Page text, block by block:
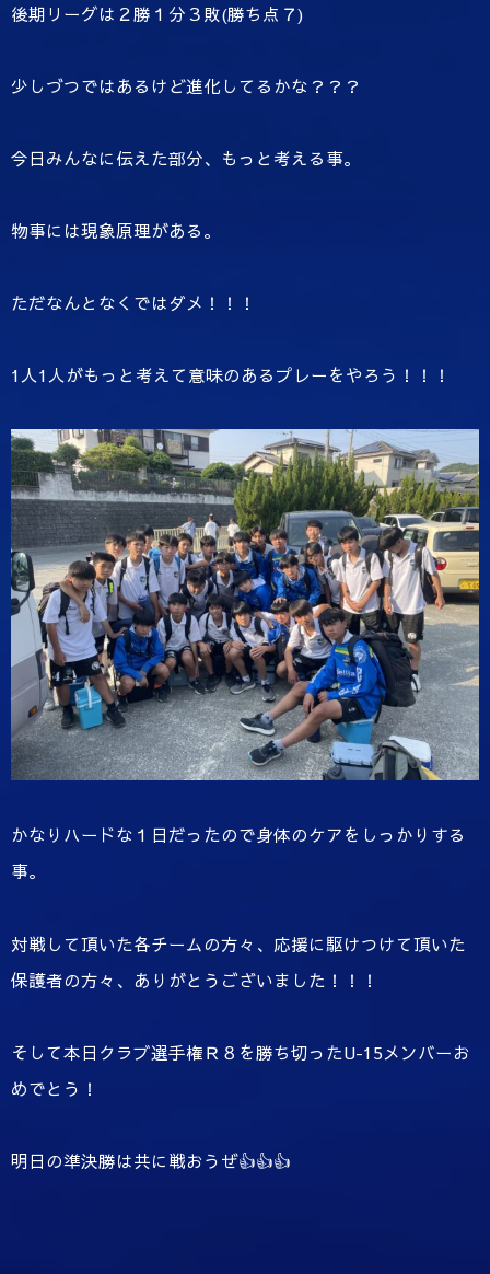
後期リーグは２勝１分３敗(勝ち点７)
少しづつではあるけど進化してるかな？？？
今日みんなに伝えた部分、もっと考える事。
物事には現象原理がある。
ただなんとなくではダメ！！！
1人1人がもっと考えて意味のあるプレーをやろう！！！
かなりハードな１日だったので身体のケアをしっかりする
事。
対戦して頂いた各チームの方々、応援に駆けつけて頂いた
保護者の方々、ありがとうございました！！！
そして本日クラブ選手権Ｒ８を勝ち切ったU-15メンバーお
めでとう！
明日の準決勝は共に戦おうぜ👍👍👍